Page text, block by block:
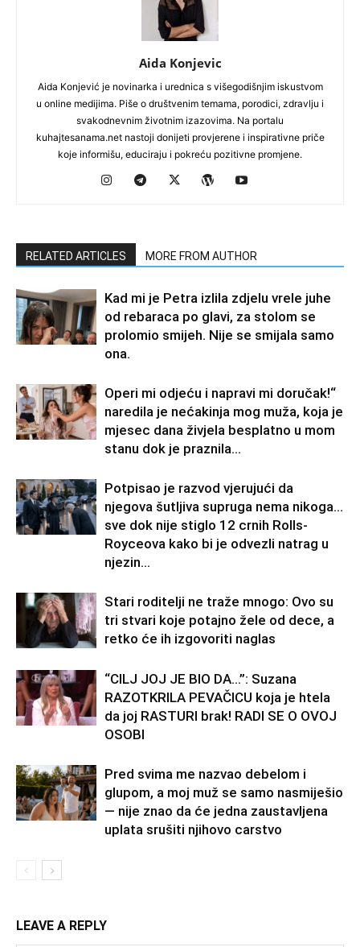
Aida Konjevic
Aida Konjević je novinarka i urednica s višegodišnjim iskustvom
u online medijima. Piše o društvenim temama, porodici, zdravlju i
svakodnevnim životnim izazovima. Na portalu
kuhajtesanama.net nastoji donijeti provjerene i inspirativne priče
koje informišu, educiraju i pokreću pozitivne promjene.
RELATED ARTICLES MORE FROM AUTHOR
Kad mi je Petra izlila zdjelu vrele juhe
od rebaraca po glavi, za stolom se
prolomio smijeh. Nije se smijala samo
ona.
Operi mi odjeću i napravi mi doručak!“
naredila je nećakinja mog muža, koja je
mjesec dana živjela besplatno u mom
stanu dok je praznila...
Potpisao je razvod vjerujući da
njegova šutljiva supruga nema nikoga…
sve dok nije stiglo 12 crnih Rolls-
Royceova kako bi je odvezli natrag u
njezin...
Stari roditelji ne traže mnogo: Ovo su
tri stvari koje potajno žele od dece, a
retko će ih izgovoriti naglas
“CILJ JOJ JE BIO DA…”: Suzana
RAZOTKRILA PEVAČICU koja je htela
da joj RASTURI brak! RADI SE O OVOJ
OSOBI
Pred svima me nazvao debelom i
glupom, a moj muž se samo nasmiješio
— nije znao da će jedna zaustavljena
uplata srušiti njihovo carstvo
LEAVE A REPLY